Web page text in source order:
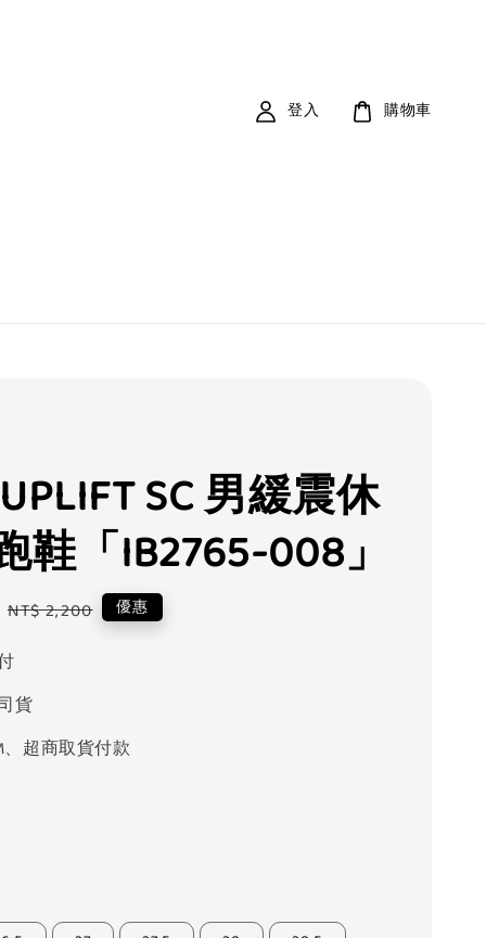
登入 購物車
SC 男緩震休
鞋「IB2765-008」
Regular
NT$ 2,200 優惠
貨
、超商取貨付款